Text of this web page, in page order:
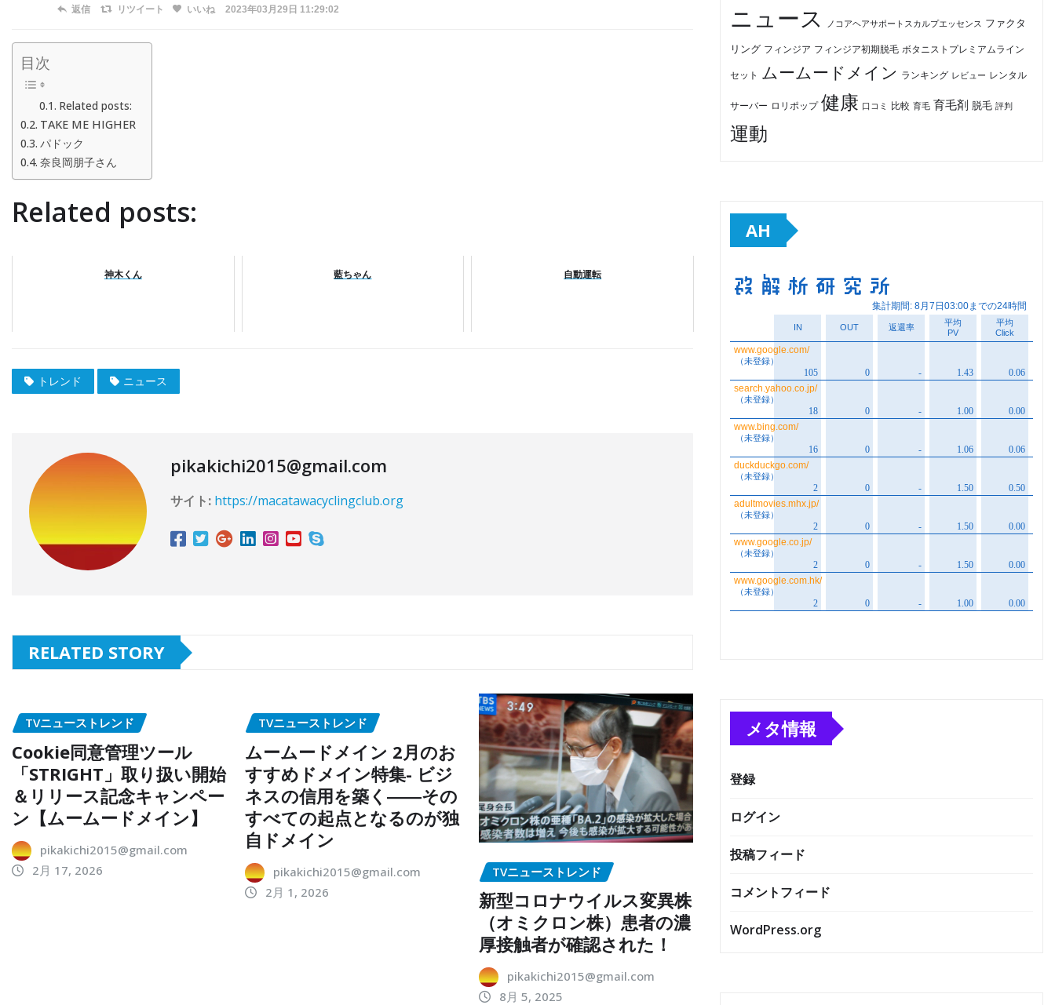
返信 リツイート いいね 2023年03月29日 11:29:02
目次
Related posts:
TAKE ME HIGHER
パドック
奈良岡朋子さん
Related posts:
神木くん 藍ちゃん 自動運転
トレンド ニュース
pikakichi2015@gmail.com
サイト: https://macatawacyclingclub.org
RELATED STORY
TVニューストレンド
Cookie同意管理ツール
「STRIGHT」取り扱い開始
＆リリース記念キャンペー
ン【ムームードメイン】
pikakichi2015@gmail.com
2月 17, 2026
TVニューストレンド
ムームードメイン 2月のお
すすめドメイン特集- ビジ
ネスの信用を築く――その
すべての起点となるのが独
自ドメイン
pikakichi2015@gmail.com
2月 1, 2026
TVニューストレンド
新型コロナウイルス変異株
（オミクロン株）患者の濃
厚接触者が確認された！
pikakichi2015@gmail.com
8月 5, 2025
ニュース ノコアヘアサポートスカルプエッセンス ファクタ
リング フィンジア フィンジア初期脱毛 ボタニストプレミアムライン
セット ムームードメイン ランキング レビュー レンタル
サーバー ロリポップ 健康 口コミ 比較 育毛 育毛剤 脱毛 評判
運動
AH
メタ情報
登録
ログイン
投稿フィード
コメントフィード
WordPress.org